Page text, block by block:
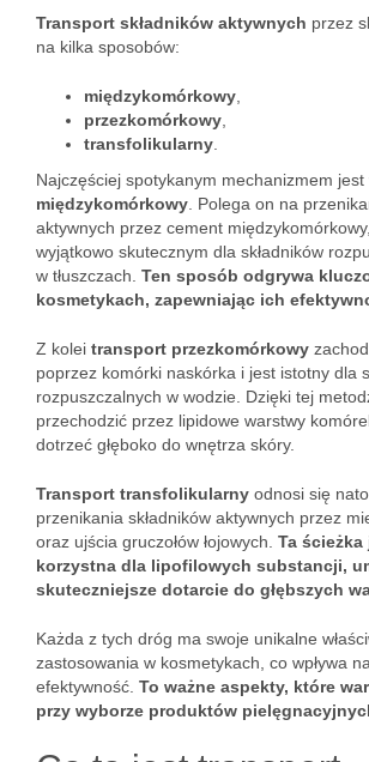
Transport składników aktywnych przez
na kilka sposobów:
międzykomórkowy
przezkomórkowy
transfolikularny
Najczęściej spotykanym mechanizmem jest
międzykomórkowy . Polega on na
aktywnych przez cement
wyjątkowo skutecznym dla składników
w tłuszczach. Ten sposób odgrywa
kosmetykach, zapewniając ich
Z kolei transport przezkomórkowy
poprzez komórki naskórka i jest istotny dla
rozpuszczalnych w wodzie. Dzięki tej
przechodzić przez lipidowe warstwy
dotrzeć głęboko do wnętrza skóry.
Transport transfolikularny odnosi się
przenikania składników aktywnych przez
oraz ujścia gruczołów łojowych. Ta
korzystna dla lipofilowych substancji,
skuteczniejsze dotarcie do głębszych
Każda z tych dróg ma swoje unikalne
zastosowania w kosmetykach, co wpływa
efektywność. To ważne aspekty, które
przy wyborze produktów